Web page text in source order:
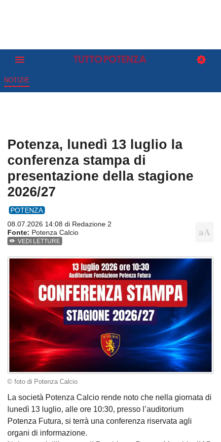
NOTIZIE
Potenza, lunedì 13 luglio la
conferenza stampa di
presentazione della stagione
2026/27
POTENZA
08.07.2026 14:08 di Redazione 2
Fonte: Potenza Calcio
VEDI LETTURE
© foto di Potenza Calcio
La società Potenza Calcio rende noto che nella giornata di
lunedì 13 luglio, alle ore 10:30, presso l’auditorium
Potenza Futura, si terrà una conferenza riservata agli
organi di informazione.